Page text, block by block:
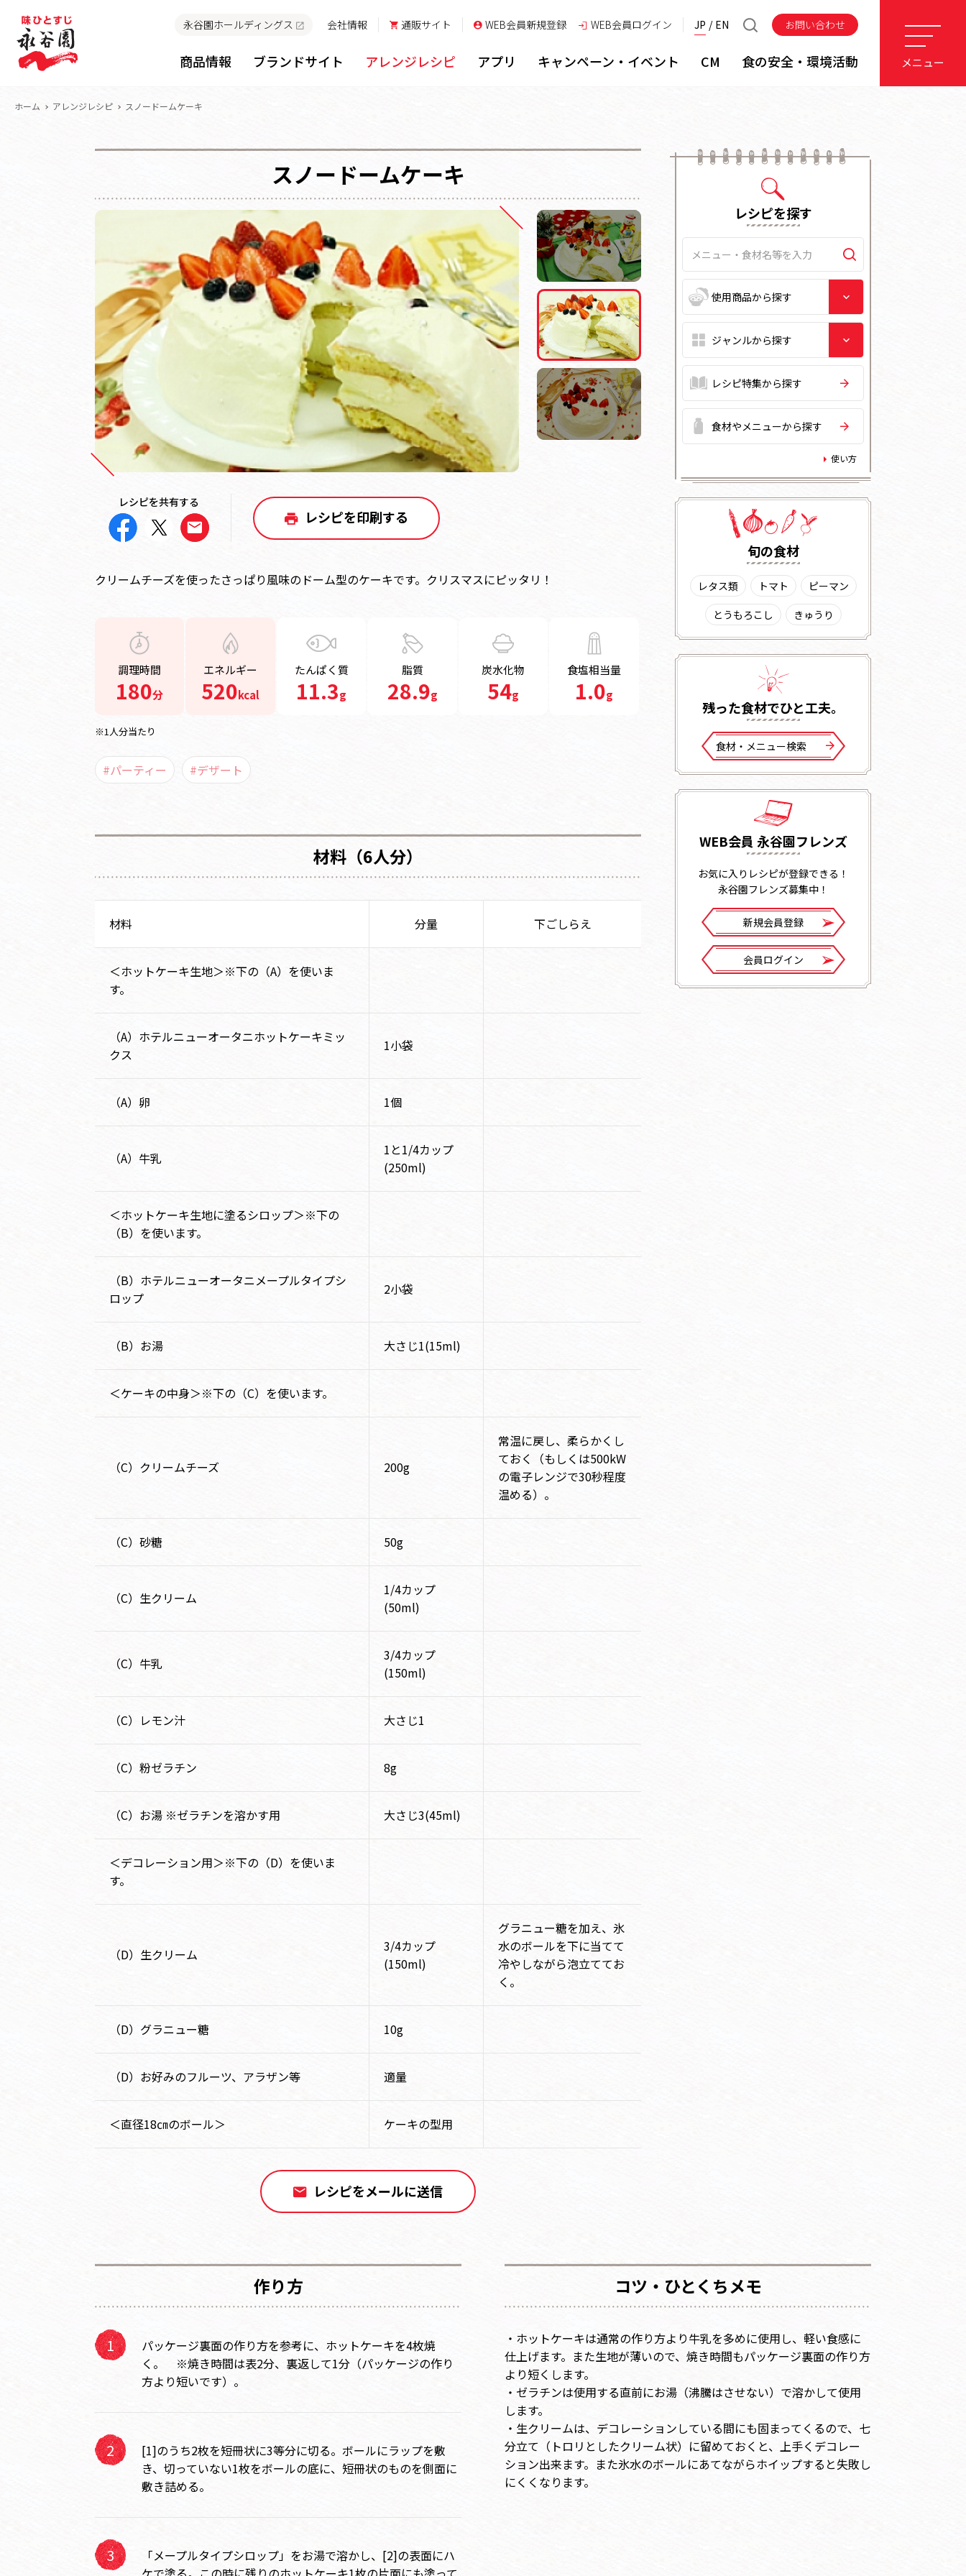
永谷園ホールディングス 会社情報 通販サイト WEB会員新規登録 WEB会員ログイン JP EN お問い合わせ
商品情報 ブランドサイト アレンジレシピ アプリ キャンペーン・イベント CM 食の安全・環境活動 メニュー
ホーム アレンジレシピ スノードームケーキ
スノードームケーキ
レシピを共有する
レシピを印刷する
クリームチーズを使ったさっぱり風味のドーム型のケーキです。クリスマスにピッタリ！
調理時間
180分
エネルギー
520kcal
たんぱく質
11.3g
脂質
28.9g
炭水化物
54g
食塩相当量
1.0g
※1人分当たり
#パーティー #デザート
材料（6人分）
材料 分量 下ごしらえ
＜ホットケーキ生地＞※下の（A）を使いま
す。
（A）ホテルニューオータニホットケーキミッ
クス
1小袋
（A）卵 1個
（A）牛乳
1と1/4カップ
(250ml)
＜ホットケーキ生地に塗るシロップ＞※下の
（B）を使います。
（B）ホテルニューオータニメープルタイプシ
ロップ
2小袋
（B）お湯 大さじ1(15ml)
＜ケーキの中身＞※下の（C）を使います。
（C）クリームチーズ 200g
常温に戻し、柔らかくし
ておく（もしくは500kW
の電子レンジで30秒程度
温める）。
（C）砂糖 50g
（C）生クリーム
1/4カップ
(50ml)
（C）牛乳
3/4カップ
(150ml)
（C）レモン汁 大さじ1
（C）粉ゼラチン 8g
（C）お湯 ※ゼラチンを溶かす用 大さじ3(45ml)
＜デコレーション用＞※下の（D）を使いま
す。
（D）生クリーム
3/4カップ
(150ml)
グラニュー糖を加え、氷
水のボールを下に当てて
冷やしながら泡立ててお
く。
（D）グラニュー糖 10g
（D）お好みのフルーツ、アラザン等 適量
＜直径18㎝のボール＞ ケーキの型用
レシピをメールに送信
レシピを探す
レシピ特集から探す
食材やメニューから探す
使い方
旬の⾷材
レタス類 トマト
ピーマン
とうもろこし
きゅうり
残った⾷材でひと⼯夫。
⾷材・メニュー検索
WEB会員 永谷園フレンズ
お気に入りレシピが登録できる！
永谷園フレンズ募集中！
新規会員登録
会員ログイン
作り方
パッケージ裏面の作り方を参考に、ホットケーキを4枚焼
く。 ※焼き時間は表2分、裏返して1分（パッケージの作り
方より短いです）。
[1]のうち2枚を短冊状に3等分に切る。ボールにラップを敷
き、切っていない1枚をボールの底に、短冊状のものを側面に
敷き詰める。
「メープルタイプシロップ」をお湯で溶かし、[2]の表面にハ
コツ・ひとくちメモ
・ホットケーキは通常の作り方より牛乳を多めに使用し、軽い食感に
仕上げます。また生地が薄いので、焼き時間もパッケージ裏面の作り方
より短くします。
・ゼラチンは使用する直前にお湯（沸騰はさせない）で溶かして使用
します。
・生クリームは、デコレーションしている間にも固まってくるので、七
分立て（トロリとしたクリーム状）に留めておくと、上手くデコレー
ション出来ます。また氷水のボールにあてながらホイップすると失敗し
にくくなります。